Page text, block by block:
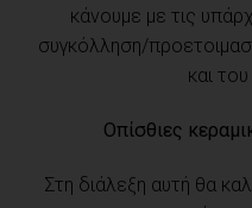
κάνουμε με τις
συγκόλληση/
και
Οπίσθιες
Στη διάλεξη αυτή θα